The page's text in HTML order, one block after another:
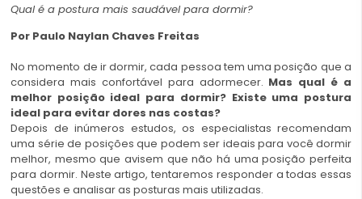
Qual é a postura mais saudável para dormir?
Por Paulo Naylan Chaves Freitas
No momento de ir dormir, cada pessoa tem uma posição que a
considera mais confortável para adormecer. Mas qual é a
melhor posição ideal para dormir? Existe uma postura
ideal para evitar dores nas costas?
Depois de inúmeros estudos, os especialistas recomendam
uma série de posições que podem ser ideais para você dormir
melhor, mesmo que avisem que não há uma posição perfeita
para dormir. Neste artigo, tentaremos responder a todas essas
questões e analisar as posturas mais utilizadas.